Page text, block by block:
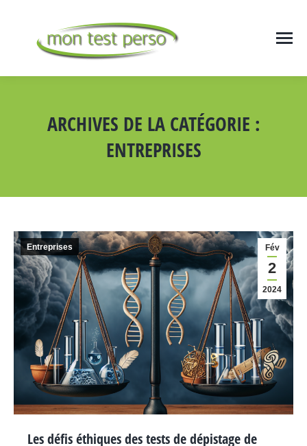
ARCHIVES DE LA CATÉGORIE :
ENTREPRISES
Fév
2
2024
Entreprises
Les défis éthiques des tests de dépistage de